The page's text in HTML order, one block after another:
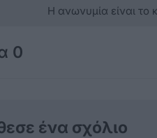
Η ανωνυμία είναι το
0
ένα σχόλιο